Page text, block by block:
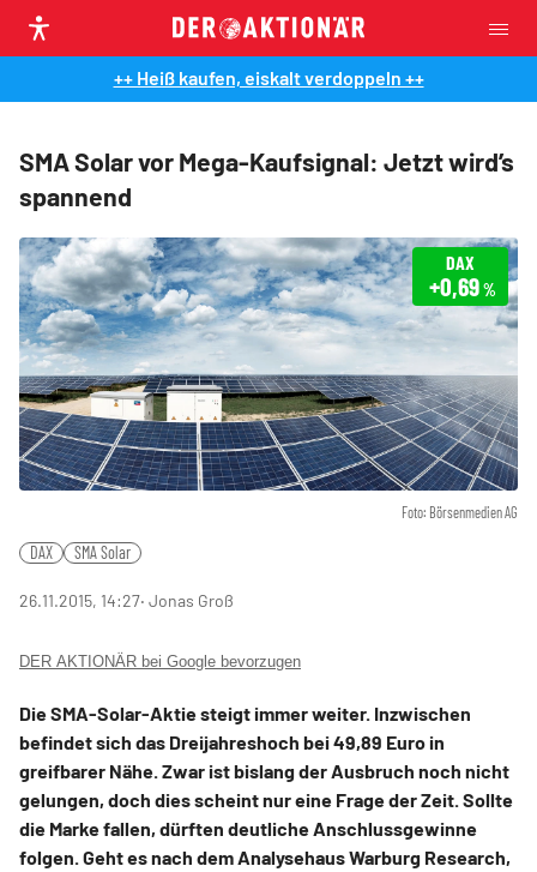
++ Heiß kaufen, eiskalt verdoppeln ++
SMA Solar vor Mega-Kaufsignal: Jetzt wird’s
spannend
Foto: Börsenmedien AG
DAX
+0,69%
DAX SMA Solar
26.11.2015, 14:27‧ Jonas Groß
DER AKTIONÄR bei Google bevorzugen
Die SMA-Solar-Aktie steigt immer weiter. Inzwischen
befindet sich das Dreijahreshoch bei 49,89 Euro in
greifbarer Nähe. Zwar ist bislang der Ausbruch noch nicht
gelungen, doch dies scheint nur eine Frage der Zeit. Sollte
die Marke fallen, dürften deutliche Anschlussgewinne
folgen. Geht es nach dem Analysehaus Warburg Research,